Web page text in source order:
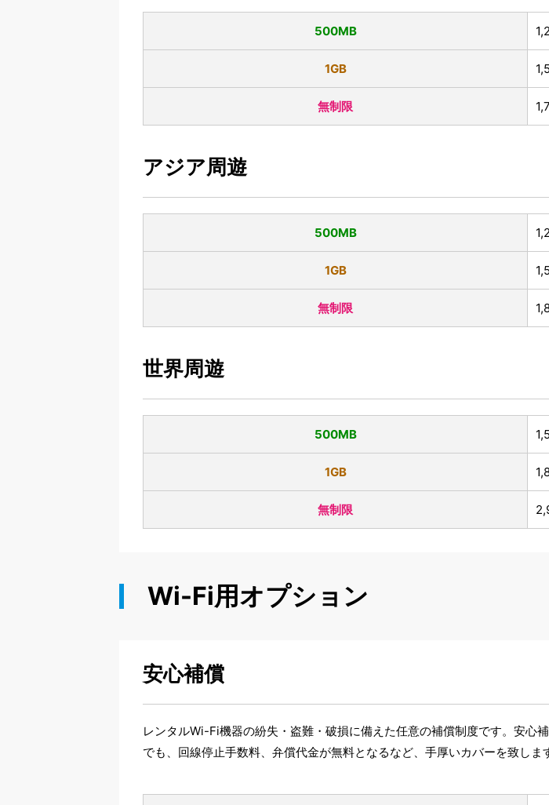
500MB
1GB
無制限
アジア周遊
500MB
1GB
無制限
世界周遊
500MB
1GB
無制限
Wi-Fi用オプション
安心補償
レンタルWi-Fi機器の紛失・盗難・破損に備えた任意の補償制度です。安心
でも、回線停止手数料、弁償代金が無料となるなど、手厚いカバーを致しま